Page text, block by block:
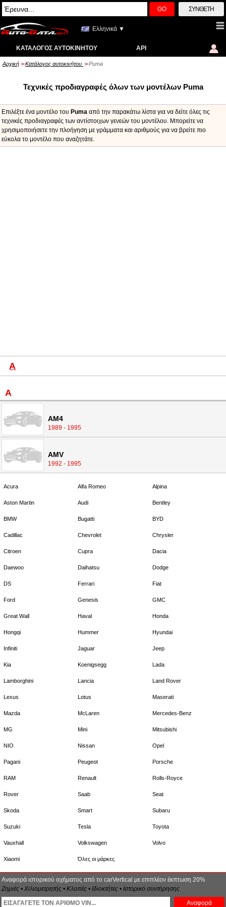
GO ΣΎΝΘΕΤΗ
Ελληνικά ▼
ΚΑΤΆΛΟΓΟΣ ΑΥΤΟΚΙΝΉΤΟΥ API
Αρχική >> Κατάλογος αυτοκινήτου >> Puma
Τεχνικές προδιαγραφές όλων των μοντέλων Puma
Επιλέξτε ένα μοντέλο του Puma από την παρακάτω λίστα για να δείτε όλες τις
τεχνικές προδιαγραφές των αντίστοιχων γενεών του μοντέλου. Μπορείτε να
χρησιμοποιήσετε την πλοήγηση με γράμματα και αριθμούς για να βρείτε πιο
εύκολα το μοντέλο που αναζητάτε.
A
A
AM4
1989 - 1995
AMV
1992 - 1995
Acura Alfa Romeo Alpina
Aston Martin Audi Bentley
BMW Bugatti BYD
Cadillac Chevrolet Chrysler
Citroen Cupra Dacia
Daewoo Daihatsu Dodge
DS Ferrari Fiat
Ford Genesis GMC
Great Wall Haval Honda
Hongqi Hummer Hyundai
Infiniti Jaguar Jeep
Kia Koenigsegg Lada
Lamborghini Lancia Land Rover
Lexus Lotus Maserati
Mazda McLaren Mercedes-Benz
MG Mini Mitsubishi
NIO Nissan Opel
Pagani Peugeot Porsche
RAM Renault Rolls-Royce
Rover Saab Seat
Skoda Smart Subaru
Suzuki Tesla Toyota
Vauxhall Volkswagen Volvo
Xiaomi Όλες οι μάρκες
Αναφορά ιστορικού οχήματος από το carVertical με επιπλέον έκπτωση 20%
Ζημιές • Χιλιομετρητής • Κλοπές • Ιδιοκτήτες • Ιστορικό συντήρησης
Αναφορά